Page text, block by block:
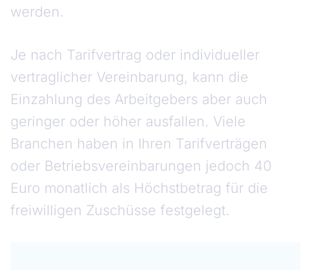
werden.
Je nach Tarifvertrag oder individueller
vertraglicher Vereinbarung, kann die
Einzahlung des Arbeitgebers aber auch
geringer oder höher ausfallen. Viele
Branchen haben in Ihren Tarifverträgen
oder Betriebsvereinbarungen jedoch 40
Euro monatlich als Höchstbetrag für die
freiwilligen Zuschüsse festgelegt.